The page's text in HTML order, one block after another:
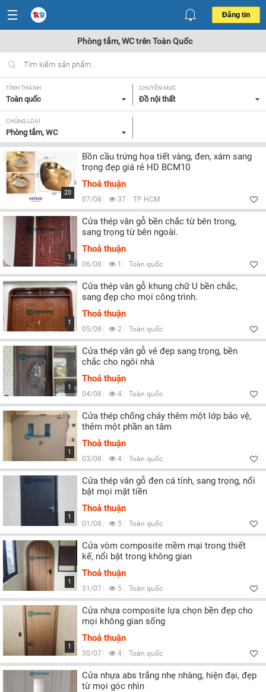
Đăng tin
Phòng tắm, WC trên Toàn Quốc
TỈNH THÀNH
Toàn quốc
CHUYÊN MỤC
Đồ nội thất
CHỦNG LOẠI
Phòng tắm, WC
20
Bồn cầu trứng họa tiết vàng, đen, xám sang
trọng đẹp giá rẻ HD BCM10
Thoả thuận
07/08 37 TP HCM
1
Cửa thép vân gỗ bền chắc từ bên trong,
sang trọng từ bên ngoài.
Thoả thuận
06/08 1 Toàn quốc
1
Cửa thép vân gỗ khung chữ U bền chắc,
sang đẹp cho mọi công trình.
Thoả thuận
05/08 2 Toàn quốc
1
Cửa thép vân gỗ vẻ đẹp sang trọng, bền
chắc cho ngôi nhà
Thoả thuận
04/08 4 Toàn quốc
1
Cửa thép chống cháy thêm một lớp bảo vệ,
thêm một phần an tâm
Thoả thuận
03/08 4 Toàn quốc
1
Cửa thép vân gỗ đen cá tính, sang trọng, nổi
bật mọi mặt tiền
Thoả thuận
01/08 5 Toàn quốc
1
Cửa vòm composite mềm mại trong thiết
kế, nổi bật trong không gian
Thoả thuận
31/07 5 Toàn quốc
1
Cửa nhựa composite lựa chọn bền đẹp cho
mọi không gian sống
Thoả thuận
30/07 4 Toàn quốc
Cửa nhựa abs trắng nhẹ nhàng, hiện đại, đẹp
từ mọi góc nhìn